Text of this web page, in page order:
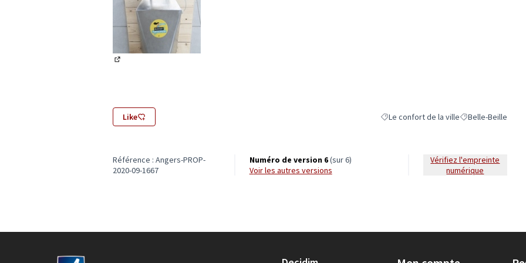
Like Filtrer les résultats de la catégorie : Le
Le confort de la villeFiltrer les
Belle-Beille
Référence : Angers-PROP-
2020-09-1667
Numéro de version 6(sur 6)
voir les autres versions
Vérifiez l'empreinte
numérique